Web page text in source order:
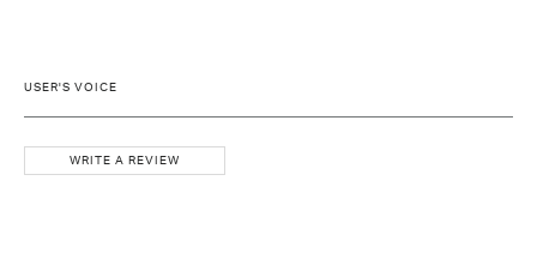
USER'S VOICE
WRITE A REVIEW